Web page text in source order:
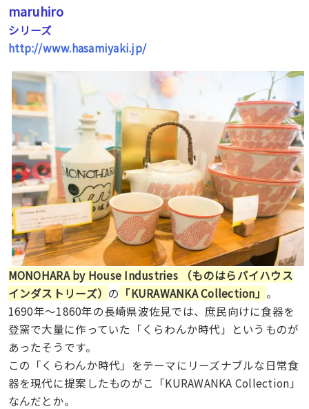
maruhiro
シリーズ
http://www.hasamiyaki.jp/
MONOHARA by House Industries （ものはらバイハウス
インダストリーズ） の 「KURAWANKA Collection」 。
1690年〜1860年の長崎県波佐見では、庶民向けに食器を
登窯で大量に作っていた「くらわんか時代」というものが
あったそうです。
この「くらわんか時代」をテーマにリーズナブルな日常食
器を現代に提案したものがこ「KURAWANKA Collection」
なんだとか。